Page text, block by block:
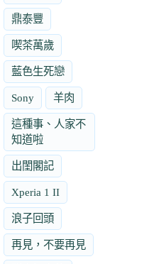
鼎泰豐
喫茶萬歲
藍色生死戀
Sony 羊肉
這種事、人家不
知道啦
出閨閣記
Xperia 1 II
浪子回頭
再見，不要再見